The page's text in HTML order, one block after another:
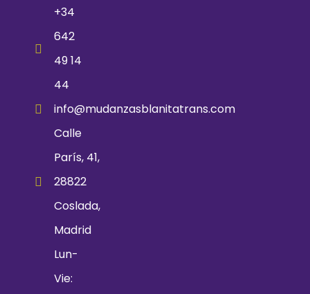
+34
642
49 14
44
info@mudanzasblanitatrans.com
Calle
París, 41,
28822
Coslada,
Madrid
Lun-
Vie: